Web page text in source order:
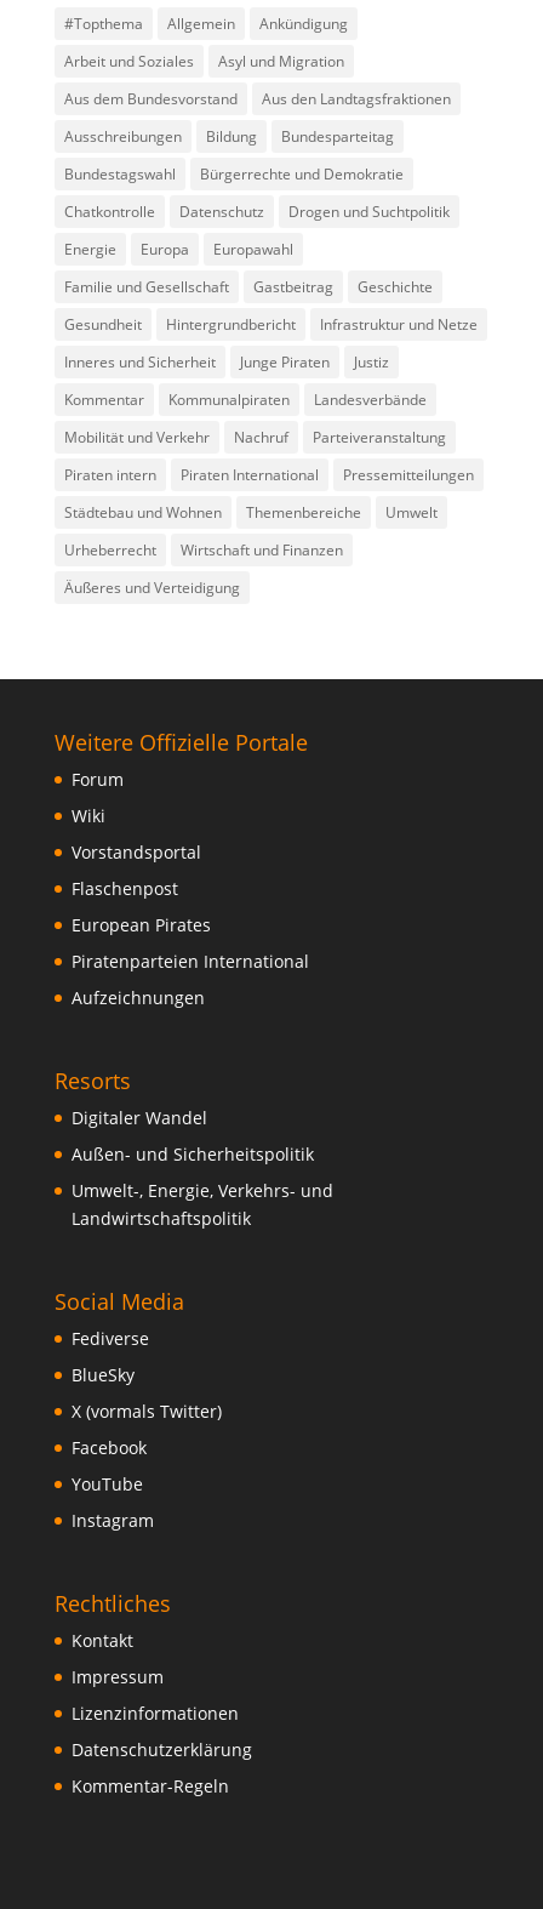
#Topthema Allgemein
Ankündigung
Arbeit und Soziales
Asyl und Migration
Aus dem Bundesvorstand
Aus den Landtagsfraktionen
Ausschreibungen
Bildung
Bundesparteitag
Bundestagswahl
Bürgerrechte und Demokratie
Chatkontrolle
Datenschutz
Drogen und Suchtpolitik
Energie
Europa
Europawahl
Familie und Gesellschaft
Gastbeitrag
Geschichte
Gesundheit
Hintergrundbericht
Infrastruktur und Netze
Inneres und Sicherheit
Junge Piraten
Justiz
Kommentar
Kommunalpiraten
Landesverbände
Mobilität und Verkehr
Nachruf
Parteiveranstaltung
Piraten intern
Piraten International
Pressemitteilungen
Städtebau und Wohnen
Themenbereiche
Umwelt
Urheberrecht
Wirtschaft und Finanzen
Äußeres und Verteidigung
Weitere Offizielle Portale
Forum
Wiki
Vorstandsportal
Flaschenpost
European Pirates
Piratenparteien International
Aufzeichnungen
Resorts
Digitaler Wandel
Außen- und Sicherheitspolitik
Umwelt-, Energie, Verkehrs- und
Landwirtschaftspolitik
Social Media
Fediverse
BlueSky
X (vormals Twitter)
Facebook
YouTube
Instagram
Rechtliches
Kontakt
Impressum
Lizenzinformationen
Datenschutzerklärung
Kommentar-Regeln